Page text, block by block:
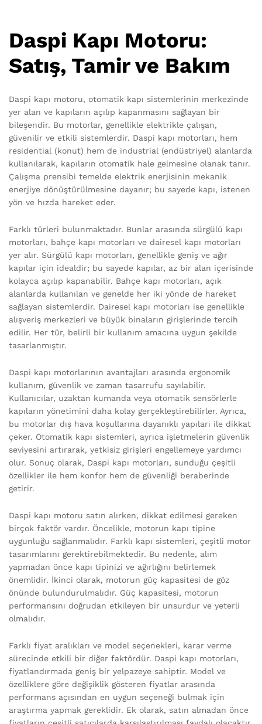
Daspi Kapı Motoru:
Satış, Tamir ve Bakım
Daspi kapı motoru, otomatik kapı sistemlerinin merkezinde
yer alan ve kapıların açılıp kapanmasını sağlayan bir
bileşendir. Bu motorlar, genellikle elektrikle çalışan,
güvenilir ve etkili sistemlerdir. Daspi kapı motorları, hem
residential (konut) hem de industrial (endüstriyel) alanlarda
kullanılarak, kapıların otomatik hale gelmesine olanak tanır.
Çalışma prensibi temelde elektrik enerjisinin mekanik
enerjiye dönüştürülmesine dayanır; bu sayede kapı, istenen
yön ve hızda hareket eder.
Farklı türleri bulunmaktadır. Bunlar arasında sürgülü kapı
motorları, bahçe kapı motorları ve dairesel kapı motorları
yer alır. Sürgülü kapı motorları, genellikle geniş ve ağır
kapılar için idealdir; bu sayede kapılar, az bir alan içerisinde
kolayca açılıp kapanabilir. Bahçe kapı motorları, açık
alanlarda kullanılan ve genelde her iki yönde de hareket
sağlayan sistemlerdir. Dairesel kapı motorları ise genellikle
alışveriş merkezleri ve büyük binaların girişlerinde tercih
edilir. Her tür, belirli bir kullanım amacına uygun şekilde
tasarlanmıştır.
Daspi kapı motorlarının avantajları arasında ergonomik
kullanım, güvenlik ve zaman tasarrufu sayılabilir.
Kullanıcılar, uzaktan kumanda veya otomatik sensörlerle
kapıların yönetimini daha kolay gerçekleştirebilirler. Ayrıca,
bu motorlar dış hava koşullarına dayanıklı yapıları ile dikkat
çeker. Otomatik kapı sistemleri, ayrıca işletmelerin güvenlik
seviyesini artırarak, yetkisiz girişleri engellemeye yardımcı
olur. Sonuç olarak, Daspi kapı motorları, sunduğu çeşitli
özellikler ile hem konfor hem de güvenliği beraberinde
getirir.
Daspi kapı motoru satın alırken, dikkat edilmesi gereken
birçok faktör vardır. Öncelikle, motorun kapı tipine
uygunluğu sağlanmalıdır. Farklı kapı sistemleri, çeşitli motor
tasarımlarını gerektirebilmektedir. Bu nedenle, alım
yapmadan önce kapı tipinizi ve ağırlığını belirlemek
önemlidir. İkinci olarak, motorun güç kapasitesi de göz
önünde bulundurulmalıdır. Güç kapasitesi, motorun
performansını doğrudan etkileyen bir unsurdur ve yeterli
olmalıdır.
Farklı fiyat aralıkları ve model seçenekleri, karar verme
sürecinde etkili bir diğer faktördür. Daspi kapı motorları,
fiyatlandırmada geniş bir yelpazeye sahiptir. Model ve
özelliklere göre değişiklik gösteren fiyatlar arasında
performans açısından en uygun seçeneği bulmak için
araştırma yapmak gereklidir. Ek olarak, satın almadan önce